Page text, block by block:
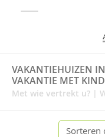
VAKANTIEHUIZEN
VAKANTIE MET
Met wie vertrekt u? |
Sorteren